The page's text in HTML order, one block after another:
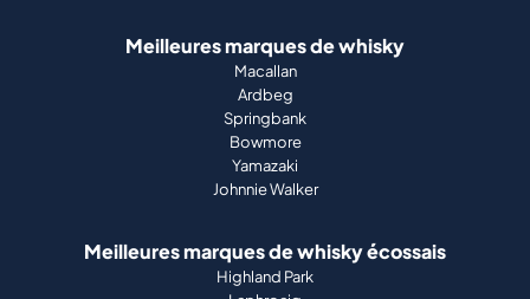
Meilleures marques de whisky
Macallan
Ardbeg
Springbank
Bowmore
Yamazaki
Johnnie Walker
Meilleures marques de whisky écossais
Highland Park